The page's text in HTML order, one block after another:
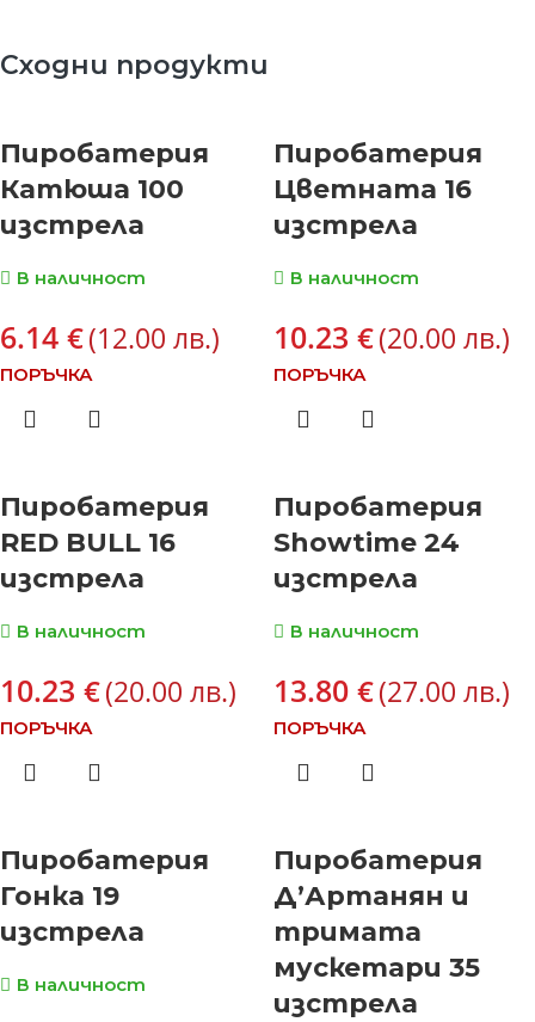
Сходни продукти
Пиробатерия
Катюша 100
изстрела
В наличност
6.14 €(12.00 лв.)
ПОРЪЧКА
Пиробатерия
Цветната 16
изстрела
В наличност
10.23 €(20.00 лв.)
ПОРЪЧКА
Пиробатерия
RED BULL 16
изстрела
В наличност
10.23 €(20.00 лв.)
ПОРЪЧКА
Пиробатерия
Showtime 24
изстрела
В наличност
13.80 €(27.00 лв.)
ПОРЪЧКА
Пиробатерия
Гонка 19
изстрела
В наличност
Пиробатерия
Д’Артанян и
тримата
мускетари 35
изстрела